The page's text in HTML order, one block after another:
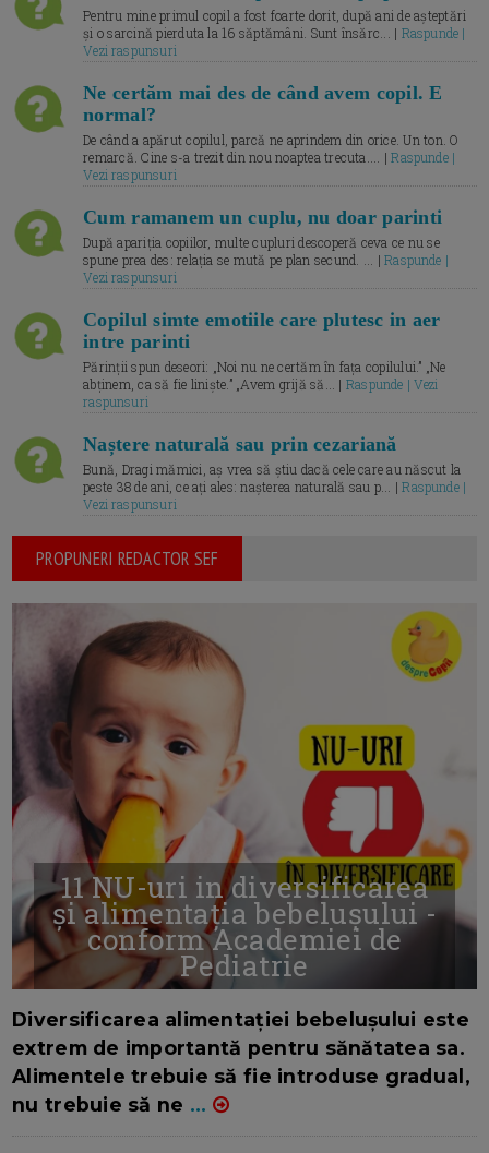
Pentru mine primul copil a fost foarte dorit, după ani de așteptări
și o sarcină pierduta la 16 săptămâni. Sunt însărc... | Raspunde |
Vezi raspunsuri
Ne certăm mai des de când avem copil. E
normal?
De când a apărut copilul, parcă ne aprindem din orice. Un ton. O
remarcă. Cine s-a trezit din nou noaptea trecuta.... |Raspunde |
Vezi raspunsuri
Cum ramanem un cuplu, nu doar parinti
După apariția copiilor, multe cupluri descoperă ceva ce nu se
spune prea des: relația se mută pe plan secund. ... |Raspunde |
Vezi raspunsuri
Copilul simte emotiile care plutesc in aer
intre parinti
Părinții spun deseori: „Noi nu ne certăm în fața copilului.” „Ne
abținem, ca să fie liniște.” „Avem grijă să... | Raspunde | Vezi
raspunsuri
Naștere naturală sau prin cezariană
Bună, Dragi mămici, aș vrea să știu dacă cele care au născut la
peste 38 de ani, ce ați ales: nașterea naturală sau p... |Raspunde |
Vezi raspunsuri
PROPUNERI REDACTOR SEF
11 NU-uri in diversificarea
și alimentația bebelușului -
conform Academiei de
Pediatrie
Diversificarea alimentației bebelușului este
extrem de importantă pentru sănătatea sa.
Alimentele trebuie să fie introduse gradual,
nu trebuie să ne ...